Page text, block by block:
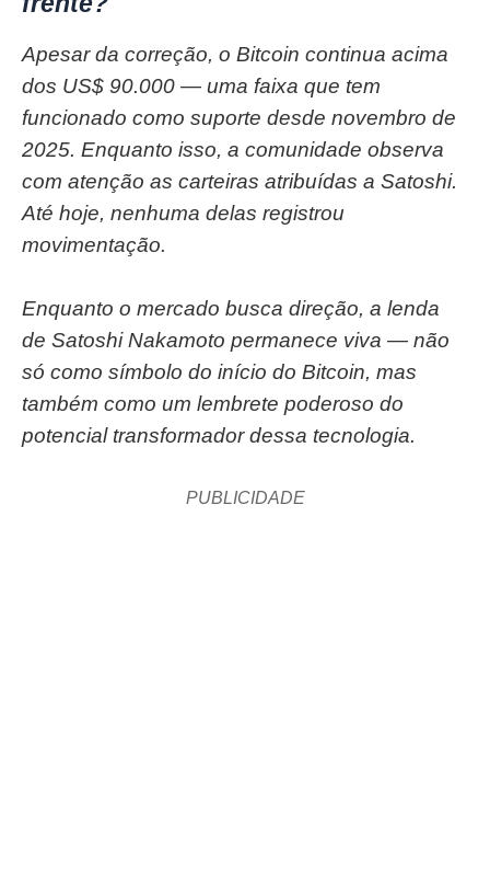
Apesar da correção, o Bitcoin continua acima
dos US$ 90.000 — uma faixa que tem
funcionado como suporte desde novembro de
2025. Enquanto isso, a comunidade observa
com atenção as carteiras atribuídas a Satoshi.
Até hoje, nenhuma delas registrou
movimentação.
Enquanto o mercado busca direção, a lenda
de Satoshi Nakamoto permanece viva — não
só como símbolo do início do Bitcoin, mas
também como um lembrete poderoso do
potencial transformador dessa tecnologia.
PUBLICIDADE